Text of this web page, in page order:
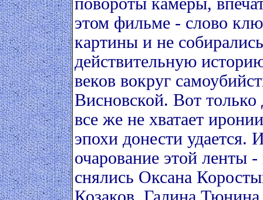
этом фильме - слово
картины и не
действительную
веков вокруг
Висновской. Вот
все же не хватает
эпохи донести удается.
очарование этой ленты
снялись Оксана